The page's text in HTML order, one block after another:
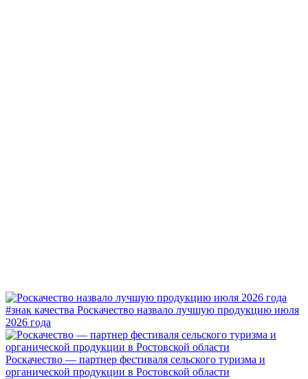
#знак качества Роскачество назвало лучшую продукцию июля
2026 года
Роскачество — партнер фестиваля сельского туризма и
органической продукции в Ростовской области